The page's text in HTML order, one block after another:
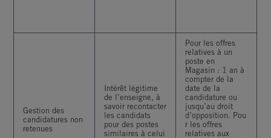
Gestion des
candidatures non
retenues
Intérêt légitime
de l’enseigne, à
savoir recontacter
les candidats
pour des postes
similaires à celui
Pour les offres
relatives à un
poste en
Magasin : 1 an à
compter de la
date de la
candidature ou
jusqu’au droit
d’opposition. Pou
r les offres
relatives aux